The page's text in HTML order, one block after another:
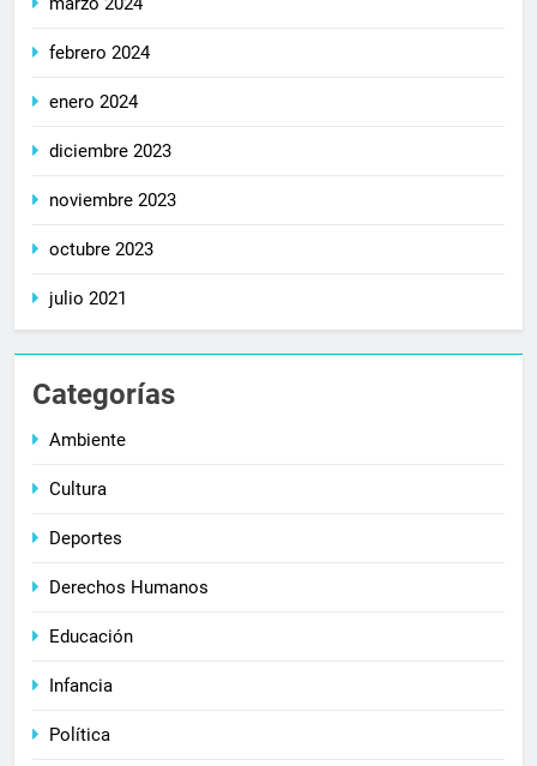
febrero 2024
enero 2024
diciembre 2023
noviembre 2023
octubre 2023
julio 2021
Categorías
Ambiente
Cultura
Deportes
Derechos Humanos
Educación
Infancia
Política